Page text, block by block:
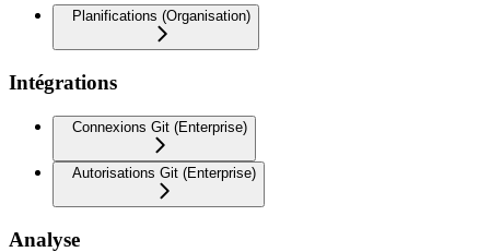
Planifications (Organisation)
Intégrations
Connexions Git (Enterprise)
Autorisations Git (Enterprise)
Analyse